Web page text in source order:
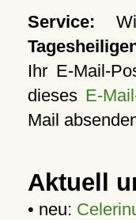
Service:
Ihr E-Mail-
dieses E-
Mail
Aktuell
• neu: